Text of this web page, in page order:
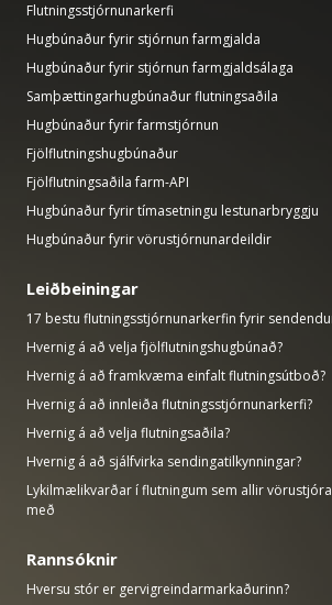
Flutningsstjórnunarkerfi
Hugbúnaður fyrir stjórnun farmgjalda
Hugbúnaður fyrir stjórnun farmgjaldsálaga
Samþættingarhugbúnaður flutningsaðila
Hugbúnaður fyrir farmstjórnun
Fjölflutningshugbúnaður
Fjölflutningsaðila farm-API
Hugbúnaður fyrir tímasetningu lestunarbryggju
Hugbúnaður fyrir vörustjórnunardeildir
Leiðbeiningar
17 bestu flutningsstjórnunarkerfin fyrir
Hvernig á að velja fjölflutningshugbúnað?
Hvernig á að framkvæma einfalt flutningsútboð?
Hvernig á að innleiða flutningsstjórnunarkerfi?
Hvernig á að velja flutningsaðila?
Hvernig á að sjálfvirka sendingatilkynningar?
Lykilmælikvarðar í flutningum sem allir
með
Rannsóknir
Hversu stór er gervigreindarmarkaðurinn?